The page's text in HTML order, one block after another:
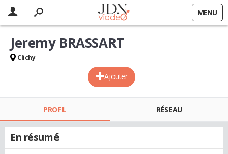
MENU
Ajouter
Jeremy BRASSART
Clichy
PROFIL RÉSEAU
En résumé